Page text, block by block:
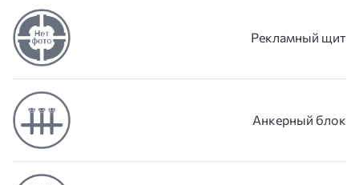
Рекламный щит
Анкерный блок